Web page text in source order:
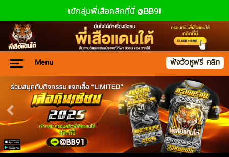
เข้กลุ่มพี่เสือคลิกที่นี่ @BB91
Menu ฟังวัวหูฟรี คลิก